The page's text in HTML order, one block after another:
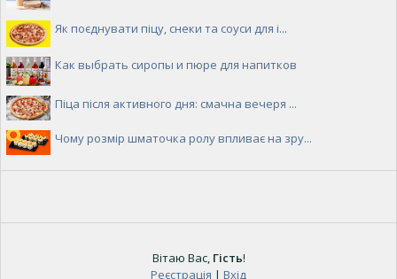
Як поєднувати піцу, снеки та соуси для і...
Как выбрать сиропы и пюре для напитков
Піца після активного дня: смачна вечеря ...
Чому розмір шматочка ролу впливає на зру...
Вітаю Вас, Гість!
Реєстрація | Вхід